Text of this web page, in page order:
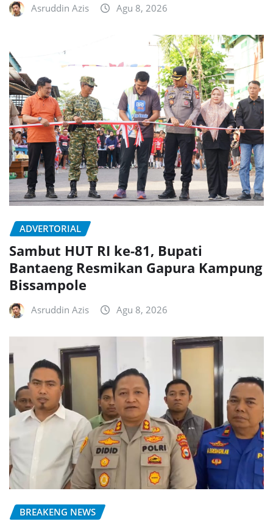
Asruddin Azis Agu 8, 2026
ADVERTORIAL
Sambut HUT RI ke-81, Bupati
Bantaeng Resmikan Gapura Kampung
Bissampole
Asruddin Azis Agu 8, 2026
BREAKENG NEWS